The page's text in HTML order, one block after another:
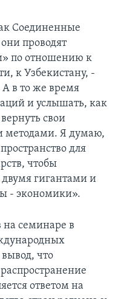
Соединенные
проводят
по отношению к
к Узбекистану, -
в то же время
и услышать, как
свои
методами. Я думаю,
для
чтобы
гигантами и
- экономики».
на семинаре в
что
ответом на